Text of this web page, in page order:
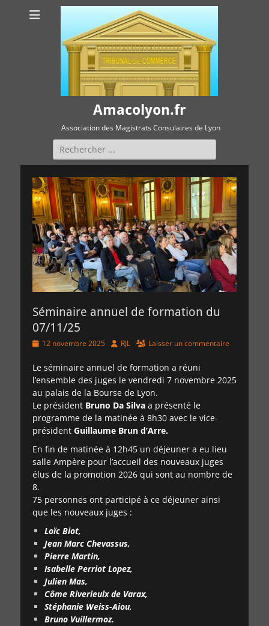
Amacolyon.fr
Association des Magistrats Consulaires de Lyon
Rechercher :
Séminaire annuel de formation du
07/11/25
Posted12 novembre 2025 Author
RJL Laisser un commentaire
Le séminaire annuel de formation a réuni
l’ensemble des juges le vendredi 7 novembre 2025
au palais de la Bourse de Lyon.
Le président Bruno Da Silva a présenté le
programme de la matinée à 8h30 avec le vice-
président Guillaume Brun d’Arre.
En fin de matinée à 12h45 un déjeuner a eu lieu
salle Ampère pour l’accueil des nouveaux juges
élus de la promotion 2026 qui sont au nombre de
8.
75 personnes ont participé à ce déjeuner ainsi
que les nouveaux juges :
Loïc Biot,
Jean Marc Chevassus,
Pierre Martin,
Isabelle Perriot Lopez,
Julien Mas,
Côme Riverieulx de Varax,
Stéphanie Weiss-Aiou,
Bruno Vuillermoz.